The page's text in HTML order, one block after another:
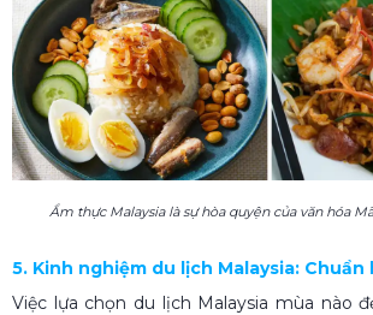
Ẩm thực Malaysia là sự hòa quyện của văn hóa
5. Kinh nghiệm du lịch Malaysia: Chuẩn
Việc lựa chọn du lịch Malaysia mùa nào